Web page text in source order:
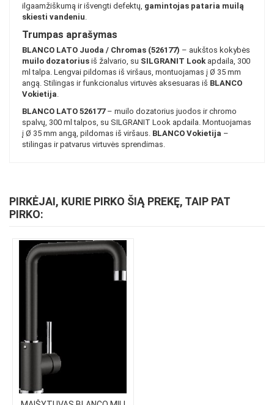
ilgaamžiškumą ir išvengti defektų, gamintojas pataria muilą
skiesti vandeniu
Trumpas aprašymas
BLANCO LATO Juoda / Chromas (526177) – aukštos kokybės
muilo dozatoriusiš žalvario, su SILGRANIT Lookapdaila, 300
ml talpa. Lengvai pildomas iš viršaus, montuojamas į Ø 35 mm
angą. Stilingas ir funkcionalus virtuvės aksesuaras iš BLANCO
Vokietija
BLANCO LATO 526177– muilo dozatorius juodos ir chromo
spalvų, 300 ml talpos, su SILGRANIT Look apdaila. Montuojamas
į Ø 35 mm angą, pildomas iš viršaus. BLANCO Vokietija –
stilingas ir patvarus virtuvės sprendimas.
PIRKĖJAI, KURIE PIRKO ŠIĄ PREKĘ, TAIP PAT
PIRKO: